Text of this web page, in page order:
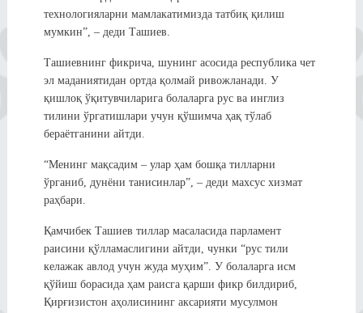
технологияларни мамлакатимизда татбиқ қилиш
мумкин”, – деди Ташиев.
Ташиевнинг фикрича, шунинг асосида республика чет
эл маданиятидан ортда қолмай ривожланади. У
қишлоқ ўқитувчиларига болаларга рус ва инглиз
тилини ўргатишлари учун қўшимча ҳақ тўлаб
бераётганини айтди.
“Менинг мақсадим – улар ҳам бошқа тилларни
ўрганиб, дунёни танисинлар”, – деди махсус хизмат
раҳбари.
Қамчибек Ташиев тиллар масаласида парламент
раисини қўлламаслигини айтди, чунки “рус тили
келажак авлод учун жуда муҳим”. У болаларга исм
қўйиш борасида ҳам раисга қарши фикр билдириб,
Қирғизистон аҳолисининг аксарияти мусулмон